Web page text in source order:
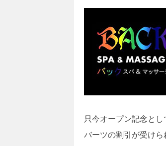
只今オープン記念と
バーツの割引が受けら